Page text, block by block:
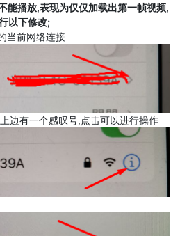
能播放,表现为仅仅加载出第一帧视频,
以下修改;
当前网络连接
边有一个感叹号,点击可以进行操作